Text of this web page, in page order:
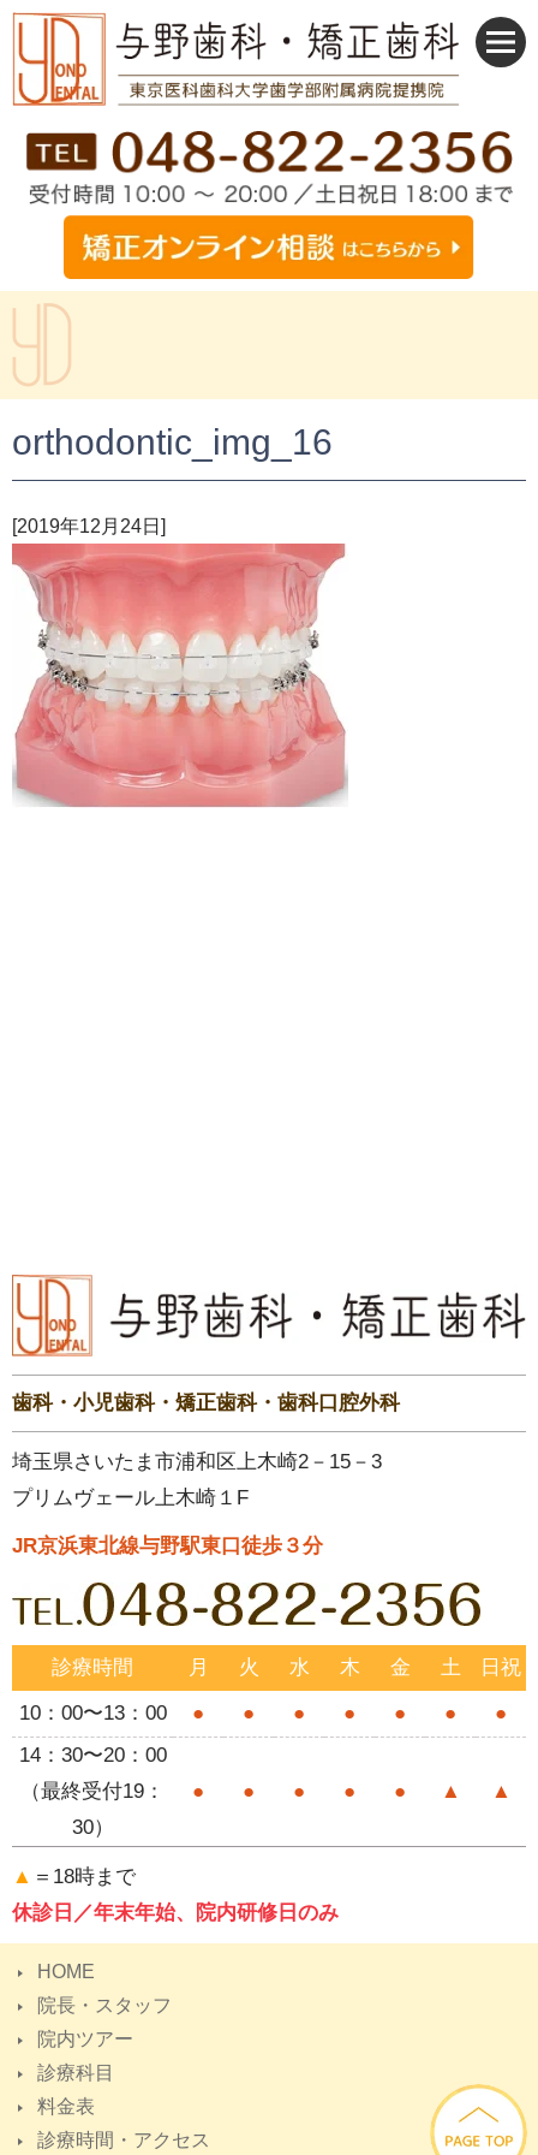
orthodontic_img_16
[2019年12月24日]
歯科・小児歯科・矯正歯科・歯科口腔外科
埼玉県さいたま市浦和区上木崎2－15－3
プリムヴェール上木崎１F
JR京浜東北線与野駅東口徒歩３分
診療時間 月 火 水 木 金 土
日祝
10：00〜13：00
● ● ● ● ● ●
●
14：30〜20：00
（最終受付19：
30）
● ● ● ● ● ▲ ▲
▲ ＝18時まで
休診日／年末年始、院内研修日のみ
HOME
院長・スタッフ
院内ツアー
診療科目
料金表
診療時間・アクセス